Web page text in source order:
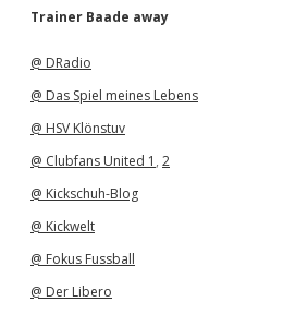
h
Trainer Baade away
@ DRadio
@ Das Spiel meines Lebens
@ HSV Klönstuv
@ Clubfans United 1 , 2
@ Kickschuh-Blog
@ Kickwelt
@ Fokus Fussball
@ Der Libero